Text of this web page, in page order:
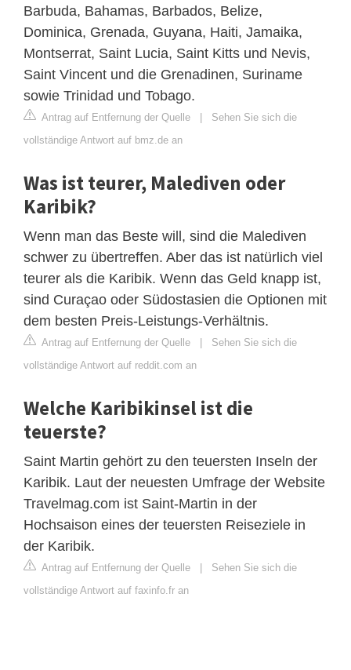
Barbuda, Bahamas, Barbados, Belize,
Dominica, Grenada, Guyana, Haiti, Jamaika,
Montserrat, Saint Lucia, Saint Kitts und Nevis,
Saint Vincent und die Grenadinen, Suriname
sowie Trinidad und Tobago.
Antrag auf Entfernung der Quelle | Sehen Sie sich die
vollständige Antwort auf bmz.de an
Was ist teurer, Malediven oder
Karibik?
Wenn man das Beste will, sind die Malediven
schwer zu übertreffen. Aber das ist natürlich viel
teurer als die Karibik. Wenn das Geld knapp ist,
sind Curaçao oder Südostasien die Optionen mit
dem besten Preis-Leistungs-Verhältnis.
Antrag auf Entfernung der Quelle | Sehen Sie sich die
vollständige Antwort auf reddit.com an
Welche Karibikinsel ist die
teuerste?
Saint Martin gehört zu den teuersten Inseln der
Karibik. Laut der neuesten Umfrage der Website
Travelmag.com ist Saint-Martin in der
Hochsaison eines der teuersten Reiseziele in
der Karibik.
Antrag auf Entfernung der Quelle | Sehen Sie sich die
vollständige Antwort auf faxinfo.fr an